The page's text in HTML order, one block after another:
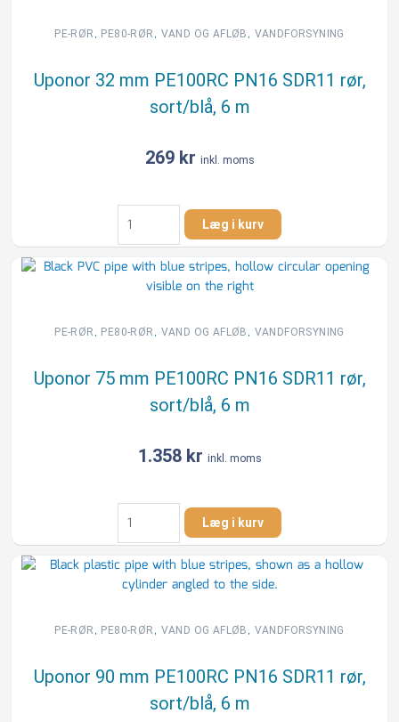
SDR11
sort/blå,
6
PE-RØR , PE80-RØR , VAND OG AFLØB , VANDFORSYNING
Uponor 32 mm PE100RC PN16 SDR11 rør,
sort/blå, 6 m
269 kr inkl. moms
Uponor
32
mm
PE100RC
rør,
m
Læg i kurv
PE-RØR , PE80-RØR , VAND OG AFLØB , VANDFORSYNING
Uponor 75 mm PE100RC PN16 SDR11 rør,
sort/blå, 6 m
1.358 kr inkl. moms
Uponor
75
mm
PE100RC
PN16
rør,
m
Læg i kurv
PE-RØR , PE80-RØR , VAND OG AFLØB , VANDFORSYNING
Uponor 90 mm PE100RC PN16 SDR11 rør,
sort/blå, 6 m